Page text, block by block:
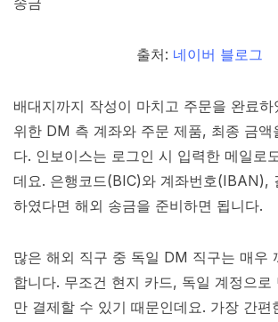
출처: 네이버 블로그
배대지까지 작성이 마치고 주문을 완료
위한 DM 측 계좌와 주문 제품, 최종 금액
다. 인보이스는 로그인 시 입력한 메일로
데요. 은행코드(BIC)와 계좌번호(IBAN),
하였다면 해외 송금을 준비하면 됩니다.
많은 해외 직구 중 독일 DM 직구는 매우
합니다. 무조건 현지 카드, 독일 계정으로
만 결제할 수 있기 때문인데요. 가장 간편